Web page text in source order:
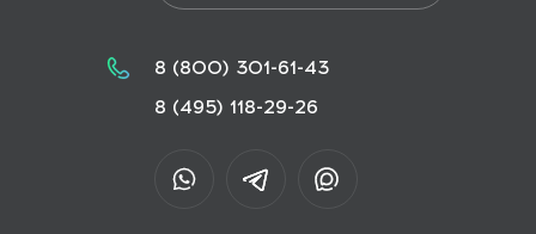
8 (800) 301-61-43
8 (495) 118-29-26